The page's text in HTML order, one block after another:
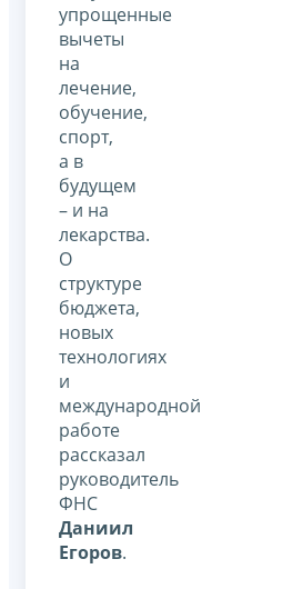
упрощенные
вычеты
на
лечение,
обучение,
спорт,
а в
будущем
– и на
лекарства.
О
структуре
бюджета,
новых
технологиях
и
международной
работе
рассказал
руководитель
ФНС
Даниил
Егоров.